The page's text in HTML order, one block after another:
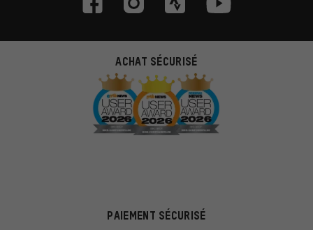
ACHAT SÉCURISÉ
PAIEMENT SÉCURISÉ